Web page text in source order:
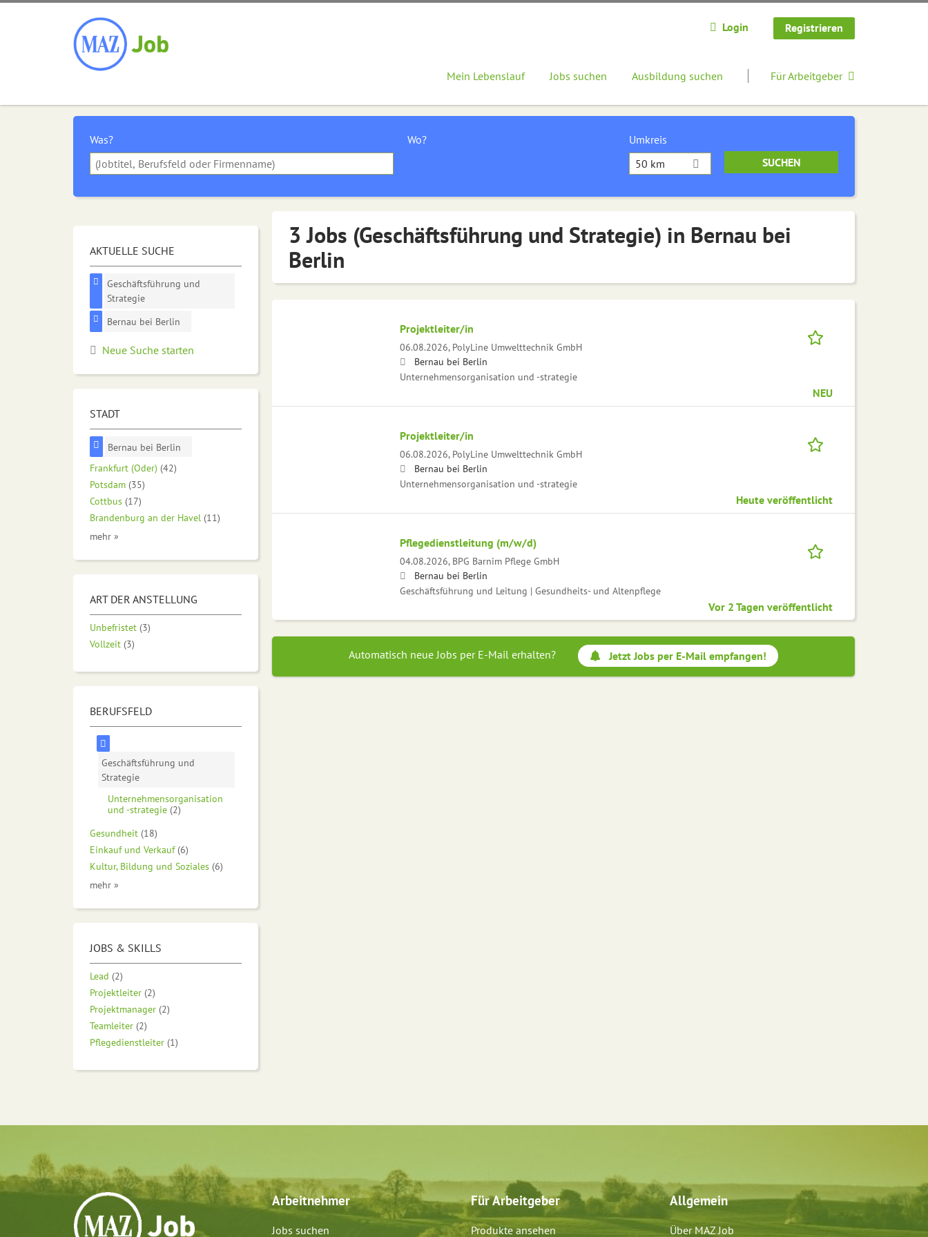
Login Registrieren
Mein Lebenslauf Jobs suchen Ausbildung suchen Für Arbeitgeber
Was? Wo?
Umkreis
50 km
3 Jobs (Geschäftsführung und Strategie) in Bernau bei
Berlin
Projektleiter/in
06.08.2026, PolyLine Umwelttechnik GmbH
Bernau bei Berlin
Unternehmensorganisation und -strategie
NEU
Projektleiter/in
06.08.2026, PolyLine Umwelttechnik GmbH
Bernau bei Berlin
Unternehmensorganisation und -strategie
Heute veröffentlicht
Pflegedienstleitung (m/w/d)
04.08.2026, BPG Barnim Pflege GmbH
Bernau bei Berlin
Geschäftsführung und Leitung | Gesundheits- und Altenpflege
Vor 2 Tagen veröffentlicht
Automatisch neue Jobs per E-Mail erhalten? Jetzt Jobs per E-Mail empfangen!
AKTUELLE SUCHE
Geschäftsführung und
Strategie
Bernau bei Berlin
Neue Suche starten
STADT
Bernau bei Berlin
Frankfurt (Oder) (42)
Potsdam (35)
Cottbus (17)
Brandenburg an der Havel (11)
mehr »
ART DER ANSTELLUNG
Unbefristet (3)
Vollzeit (3)
BERUFSFELD
Geschäftsführung und
Strategie
Unternehmensorganisation
und -strategie (2)
Gesundheit (18)
Einkauf und Verkauf (6)
Kultur, Bildung und Soziales (6)
mehr »
JOBS & SKILLS
Lead (2)
Projektleiter (2)
Projektmanager (2)
Teamleiter (2)
Pflegedienstleiter (1)
Arbeitnehmer
Jobs suchen
Für Arbeitgeber
Produkte ansehen
Allgemein
Über MAZ Job